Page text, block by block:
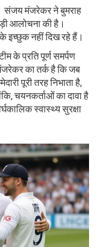
संजय मंजरेकर ने बुमराह
आलोचना की है।
इच्छुक नहीं दिख रहे हैं।
के प्रति पूर्ण समर्पण
का तर्क है कि जब
पूरी तरह निभाता है,
चयनकर्ताओं का दावा है
स्वास्थ्य सुरक्षा